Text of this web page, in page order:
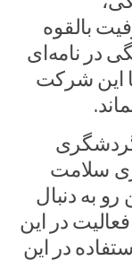
بالقوه
در نامه‌ای
این شرکت
گردشگری
سلامت
به دنبال
در این
در این